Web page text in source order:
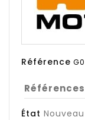
Référence
État